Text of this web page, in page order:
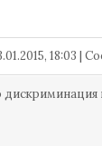
18:03 |